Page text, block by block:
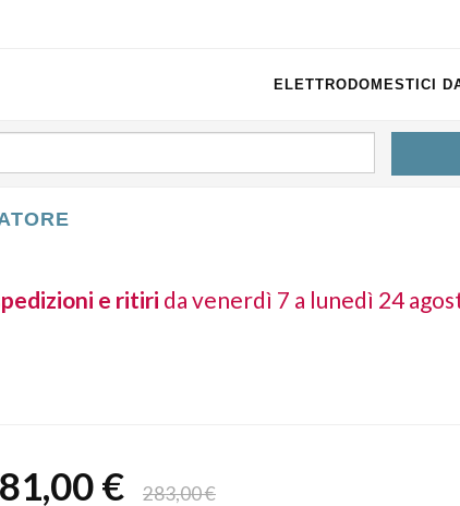
ELETTRODOMESTICI
e ritiri da venerdì 7 a lunedì 24
€ 283,00 €